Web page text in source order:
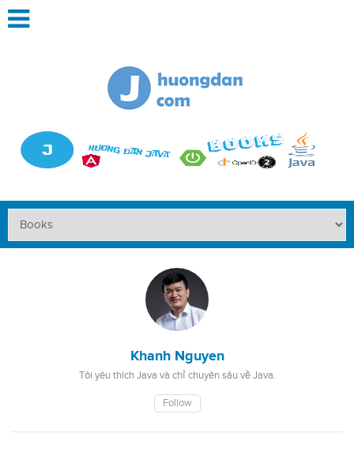
Khanh Nguyen
Tôi yêu thích Java và chỉ chuyên sâu về Java.
Follow